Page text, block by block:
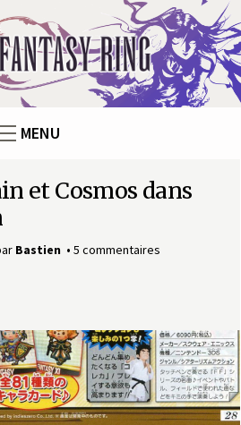
MENU
et Cosmos dans
Bastien 5 commentaires